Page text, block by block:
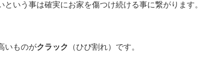
いう事は確実にお家を傷つけ続ける事に繋がります。
いものがクラック （ひび割れ）です。